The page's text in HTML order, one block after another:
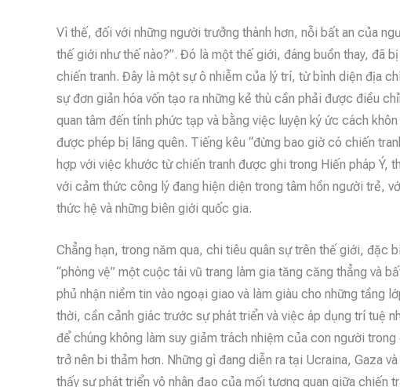
Vì thế, đối với những người trưởng thành hơn, nỗi bất an của
thế giới như thế nào?”. Đó là một thế giới, đáng buồn thay, đã
chiến tranh. Đây là một sự ô nhiễm của lý trí, từ bình diện địa
sự đơn giản hóa vốn tạo ra những kẻ thù cần phải được điều
quan tâm đến tính phức tạp và bằng việc luyện ký ức cách
được phép bị lãng quên. Tiếng kêu “đừng bao giờ có chiến
hợp với việc khước từ chiến tranh được ghi trong Hiến pháp Ý,
với cảm thức công lý đang hiện diện trong tâm hồn người trẻ,
thức hệ và những biên giới quốc gia.
Chẳng hạn, trong năm qua, chi tiêu quân sự trên thế giới, đặc
“phòng vệ” một cuộc tái vũ trang làm gia tăng căng thẳng và
phủ nhận niềm tin vào ngoại giao và làm giàu cho những tầng
thời, cần cảnh giác trước sự phát triển và việc áp dụng trí tuệ
để chúng không làm suy giảm trách nhiệm của con người
trở nên bi thảm hơn. Những gì đang diễn ra tại Ucraina, Gaza
thấy sự phát triển vô nhân đạo của mối tương quan giữa chiến